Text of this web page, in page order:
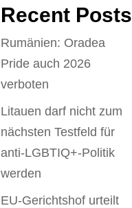
Recent Posts
Rumänien: Oradea
Pride auch 2026
verboten
Litauen darf nicht zum
nächsten Testfeld für
anti-LGBTIQ+-Politik
werden
EU-Gerichtshof urteilt